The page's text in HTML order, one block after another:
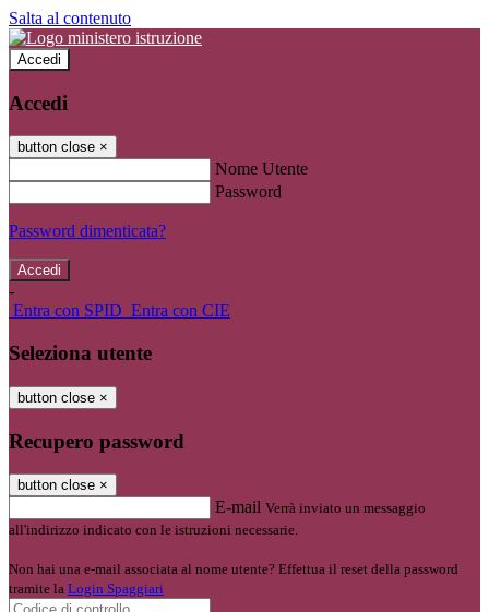
Salta al contenuto
Accedi
Accedi
button close ×
Nome Utente
Password
Password dimenticata?
-
Entra con SPID Entra con CIE
Seleziona utente
button close ×
Recupero password
button close ×
E-mail Verrà inviato un messaggio
all'indirizzo indicato con le istruzioni necessarie.
Non hai una e-mail associata al nome utente? Effettua il reset della password
tramite la Login Spaggiari